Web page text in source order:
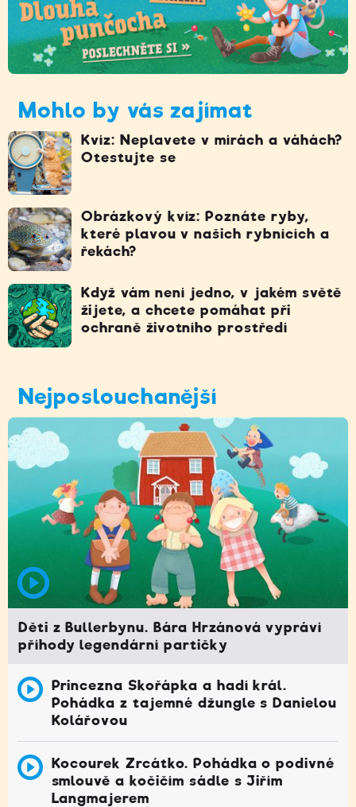
Mohlo by vás zajímat
Kvíz: Neplavete v mírách a váhách?
Otestujte se
Obrázkový kvíz: Poznáte ryby,
které plavou v našich rybnících a
řekách?
Když vám není jedno, v jakém světě
žijete, a chcete pomáhat při
ochraně životního prostředí
Nejposlouchanější
Děti z Bullerbynu. Bára Hrzánová vypráví
příhody legendární partičky
Princezna Skořápka a hadí král.
Pohádka z tajemné džungle s Danielou
Kolářovou
Kocourek Zrcátko. Pohádka o podivné
smlouvě a kočičím sádle s Jiřím
Langmajerem